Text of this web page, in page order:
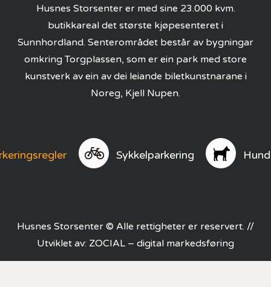
Husnes Storsenter er med sine 23.000 kvm.
butikkareal det største kjøpesenteret i
Sunnhordland. Senterområdet består av bygningar
omkring Torgplassen, som er ein park med store
kunstverk av ein av dei leiande biletkunstnarane i
Noreg, Kjell Nupen.
Sykkelparkering
Husnes Storsenter © Alle rettigheter er reservert. //
Utviklet av: ZOCIAL – digital markedsføring